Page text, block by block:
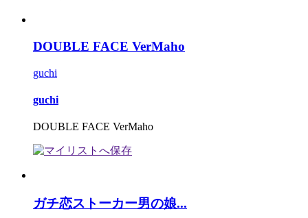
DOUBLE FACE VerMaho
guchi
guchi
DOUBLE FACE VerMaho
ガチ恋ストーカー男の娘...